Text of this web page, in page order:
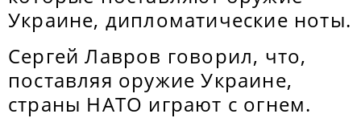
Украине, дипломатические ноты.
Сергей Лавров говорил, что,
поставляя оружие Украине,
страны НАТО играют с огнем.